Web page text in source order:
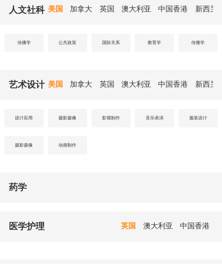
人文社科 美国 加拿大 英国 澳大利亚 中国香港 新西兰
传播学 公共政策 国际关系 教育学 传播学
艺术设计 美国 加拿大 英国 澳大利亚 中国香港 新西兰
设计应用 摄影摄像 影视制作 音乐表演 服装设计
摄影摄像 动画制作
药学
医学护理 英国 澳大利亚 中国香港